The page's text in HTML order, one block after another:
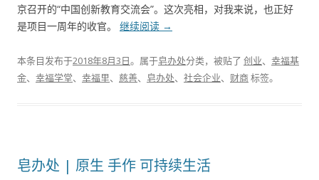
京召开的“中国创新教育交流会”。这次亮相，对我来说，也正好
是项目一周年的收官。 继续阅读 →
本条目发布于2018年8月3日。属于皂办处分类，被贴了 创业、 幸福基
金、 幸福学堂、 幸福里、 慈善、 皂办处、 社会企业、 财商标签。
皂办处 | 原生 手作 可持续生活